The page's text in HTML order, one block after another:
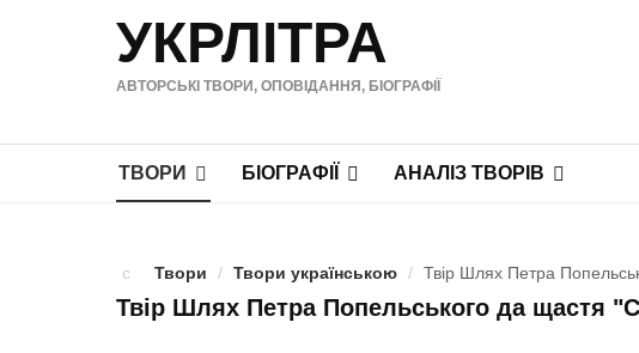
УКРЛІТРА
АВТОРСЬКІ ТВОРИ, ОПОВІДАННЯ, БІОГРАФІЇ
ТВОРИ БІОГРАФІЇ АНАЛІЗ ТВОРІВ
Твори / Твори українською / Твір Шлях Петра
Твір Шлях Петра Попельського да щастя